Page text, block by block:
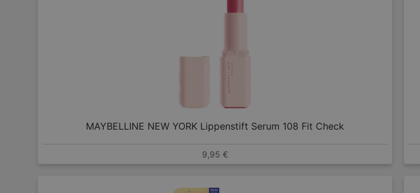
MAYBELLINE NEW YORK Lippenstift Serum 108 Fit Check
9,95 €